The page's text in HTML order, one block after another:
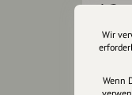
uns
Wir
Wenn